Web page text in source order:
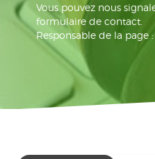
Vous pouvez nous
formulaire de contact.
Responsable de la page